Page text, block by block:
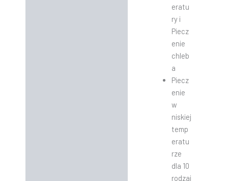
eratu
ry i
Piecz
enie
chleb
a
Piecz
enie
w
niskiej
temp
eratu
rze
dla 10
rodzaj